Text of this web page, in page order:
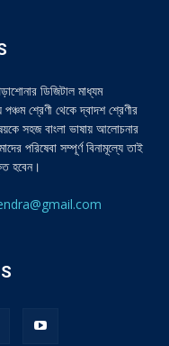
ডিজিটাল মাধ্যম
শ্রেণী থেকে দ্বাদশ শ্রেণীর
সহজ বাংলা ভাষায় আলোচনার
পরিষেবা সম্পূর্ণ বিনামূল্যে তাই
হবেন।